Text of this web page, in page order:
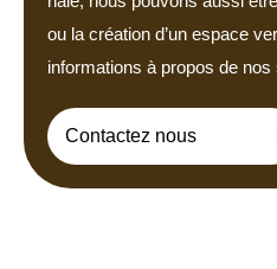
ou la création d’un espace
informations à propos de
Contactez nous